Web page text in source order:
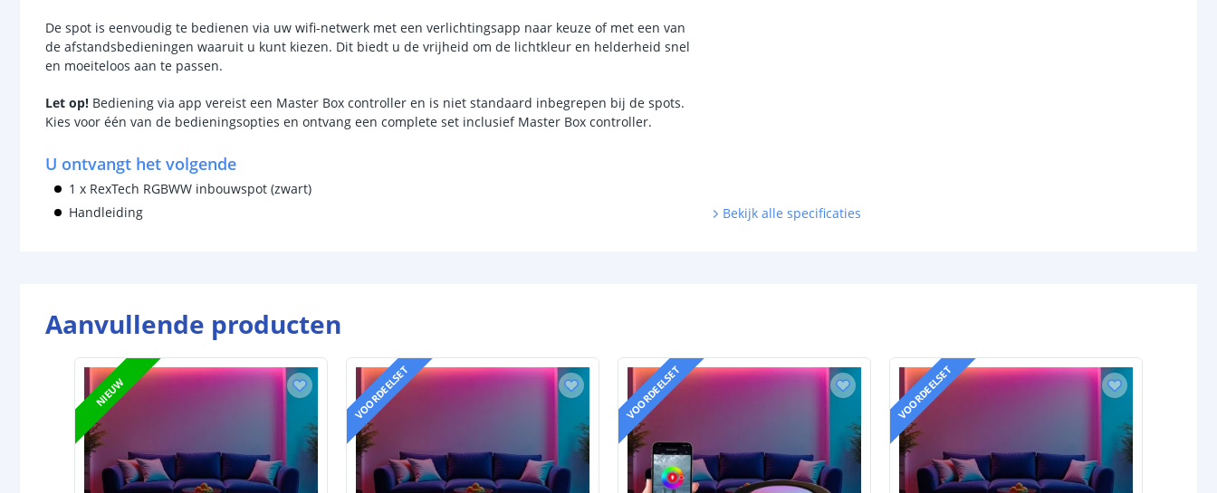
De spot is eenvoudig te bedienen via uw wifi-netwerk met een verlichtingsapp naar keuze of met een van
de afstandsbedieningen waaruit u kunt kiezen. Dit biedt u de vrijheid om de lichtkleur en helderheid snel
en moeiteloos aan te passen.
Let op! Bediening via app vereist een Master Box controller en is niet standaard inbegrepen bij de spots.
Kies voor één van de bedieningsopties en ontvang een complete set inclusief Master Box controller.
U ontvangt het volgende
1 x RexTech RGBWW inbouwspot (zwart)
Handleiding
Bekijk alle specificaties
Aanvullende producten
NIEUW VOORDEELSET VOORDEELSET VOORDEELSET